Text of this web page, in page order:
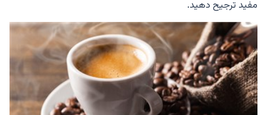
مفید ترجیح دهید.